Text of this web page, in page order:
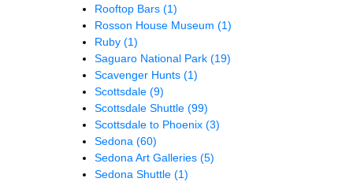
Rooftop Bars (1)
Rosson House Museum (1)
Ruby (1)
Saguaro National Park (19)
Scavenger Hunts (1)
Scottsdale (9)
Scottsdale Shuttle (99)
Scottsdale to Phoenix (3)
Sedona (60)
Sedona Art Galleries (5)
Sedona Shuttle (1)